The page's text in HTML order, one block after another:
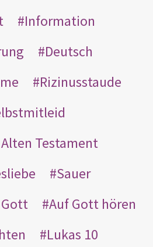
Information
Deutsch
Rizinusstaude
Testament
Sauer
Auf Gott hören
Lukas 10